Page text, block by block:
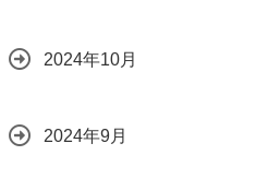
2024年10月
2024年9月